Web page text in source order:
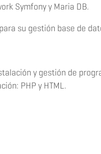
Symfony y Maria DB.
su gestión base de
y gestión de
PHP y HTML.